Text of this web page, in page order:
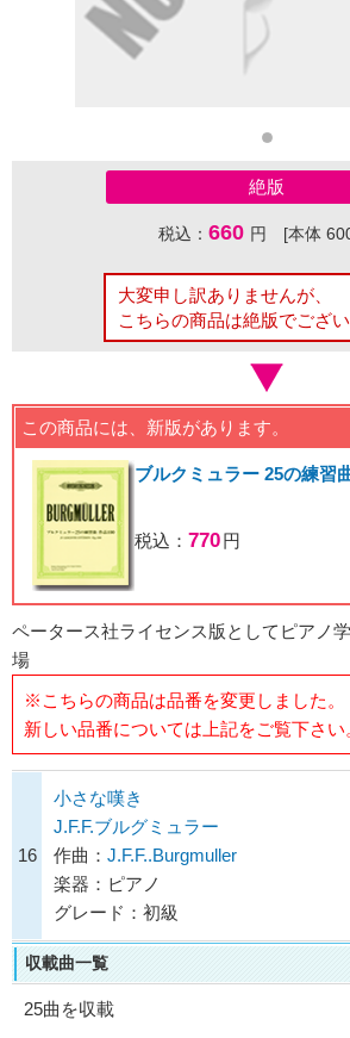
絶版
税込： 660 円 [本体
大変申し訳ありませんが、
こちらの商品は絶版でござい
この商品には、新版があります。
ブルクミュラー 25の練習
税込： 770円
ペータース社ライセンス版としてピアノ
場
※こちらの商品は品番を変更しました。
新しい品番については上記をご覧下さい
16
小さな嘆き
J.F.F.ブルグミュラー
作曲： J.F.F..Burgmuller
楽器：ピアノ
グレード：初級
収載曲一覧
25曲を収載